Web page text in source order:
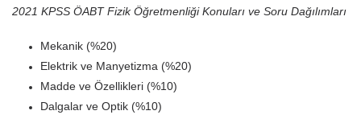
2021 KPSS ÖABT Fizik Öğretmenliği Konuları ve Soru Dağılımları
Mekanik (%20)
Elektrik ve Manyetizma (%20)
Madde ve Özellikleri (%10)
Dalgalar ve Optik (%10)